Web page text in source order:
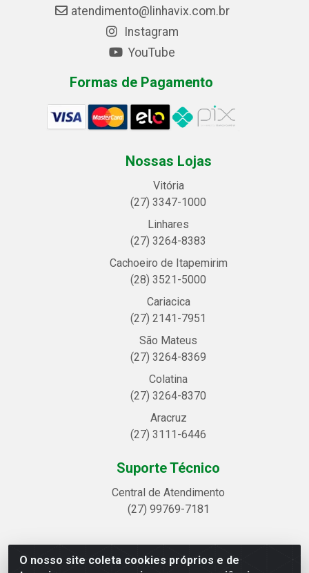
O nosso site coleta cookies próprios e de
atendimento@linhavix.com.br
Instagram
YouTube
Formas de Pagamento
Nossas Lojas
Vitória
(27) 3347-1000
Linhares
(27) 3264-8383
Cachoeiro de Itapemirim
(28) 3521-5000
Cariacica
(27) 2141-7951
São Mateus
(27) 3264-8369
Colatina
(27) 3264-8370
Aracruz
(27) 3111-6446
Suporte Técnico
Central de Atendimento
(27) 99769-7181
Linhavix Distribuidora LTDA - Avenida Alegre, 2521 -